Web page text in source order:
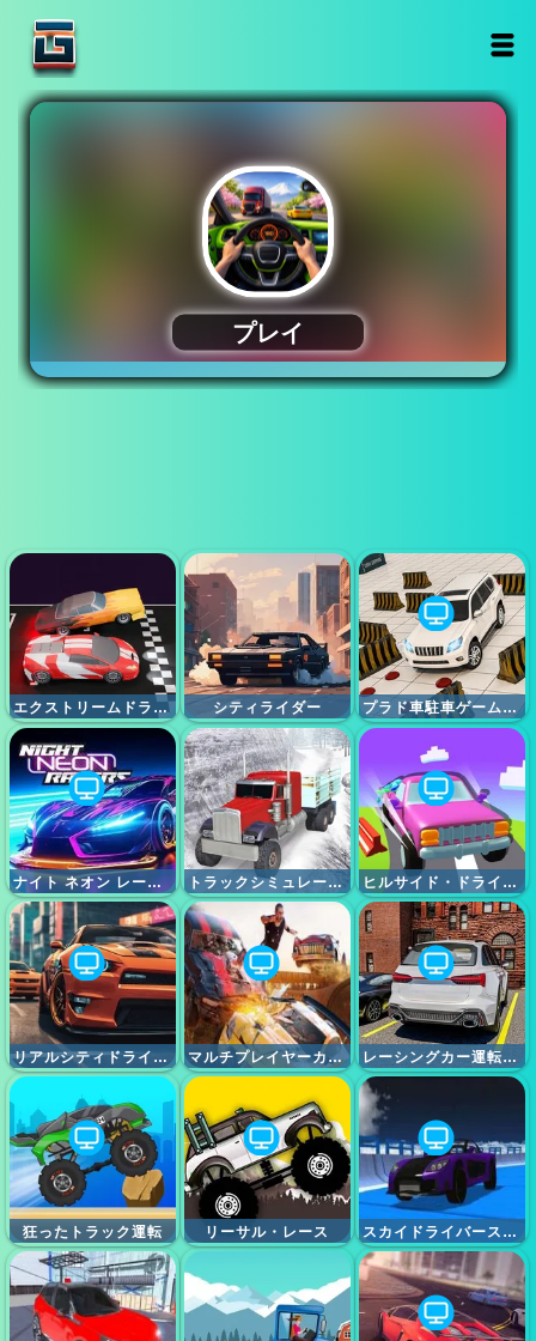
エクストリームドラッグレース シティライダー プラド車駐車ゲームシミュレーション
ナイト ネオン レーサーズ トラックシミュレーターオフロードドライビング ヒルサイド・ドライブ・マスター
リアルシティドライバー マルチプレイヤーカークラッシュシミュレーター レーシングカー運転カーゲーム
狂ったトラック運転 リーサル・レース スカイドライバースタント2024